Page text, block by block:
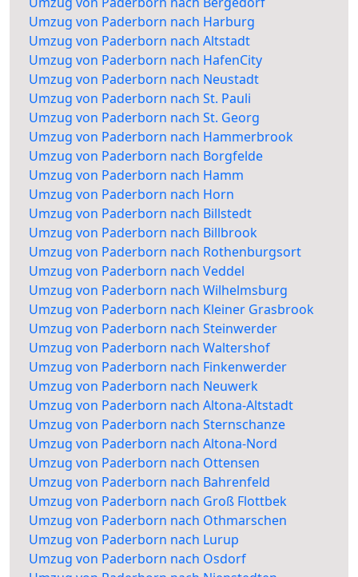
Umzug von Paderborn nach Harburg
Umzug von Paderborn nach Altstadt
Umzug von Paderborn nach HafenCity
Umzug von Paderborn nach Neustadt
Umzug von Paderborn nach St. Pauli
Umzug von Paderborn nach St. Georg
Umzug von Paderborn nach Hammerbrook
Umzug von Paderborn nach Borgfelde
Umzug von Paderborn nach Hamm
Umzug von Paderborn nach Horn
Umzug von Paderborn nach Billstedt
Umzug von Paderborn nach Billbrook
Umzug von Paderborn nach Rothenburgsort
Umzug von Paderborn nach Veddel
Umzug von Paderborn nach Wilhelmsburg
Umzug von Paderborn nach Kleiner Grasbrook
Umzug von Paderborn nach Steinwerder
Umzug von Paderborn nach Waltershof
Umzug von Paderborn nach Finkenwerder
Umzug von Paderborn nach Neuwerk
Umzug von Paderborn nach Altona-Altstadt
Umzug von Paderborn nach Sternschanze
Umzug von Paderborn nach Altona-Nord
Umzug von Paderborn nach Ottensen
Umzug von Paderborn nach Bahrenfeld
Umzug von Paderborn nach Groß Flottbek
Umzug von Paderborn nach Othmarschen
Umzug von Paderborn nach Lurup
Umzug von Paderborn nach Osdorf